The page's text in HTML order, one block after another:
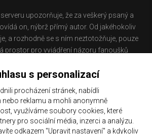
upozorňuje, že za veškerý psaný a
on, nýbrž přímý autor. Od jakéhokoliv
a rozhodně se s ním neztotožňuje, pouze
prostor pro vyjádření názoru fanoušků
materiál, který někteří lidé mohou
zákona č. 480/2004 Sb., o některých
společnosti a o změně některých zákonů
službách informační společnosti) a
zákona, odpovědni za příspěvky
s personalizací
procházení stránek, nabídli
reklamu a mohli anonymně
využíváme soubory cookies, které
pro sociální média, inzerci a analýzu.
odkazem "Upravit nastavení" a kdykoliv